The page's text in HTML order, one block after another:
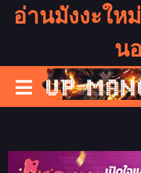
อ่านมังงะให
น